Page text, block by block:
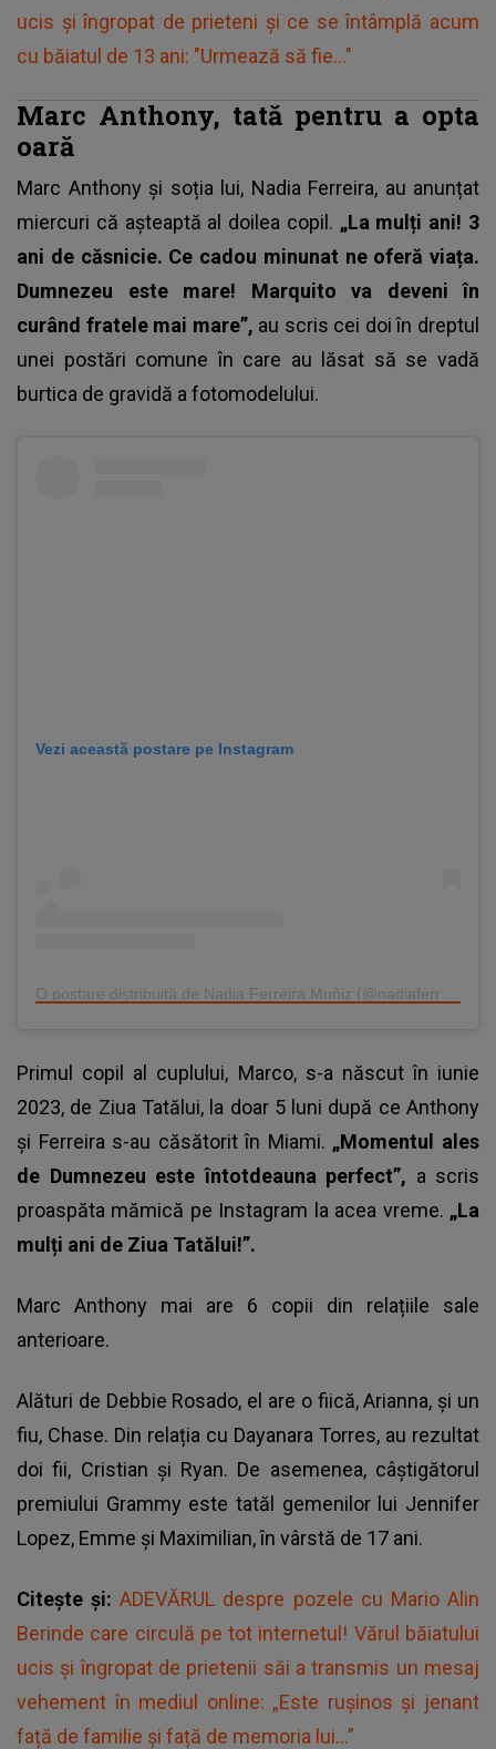
ucis și îngropat de prieteni și ce se întâmplă acum
cu băiatul de 13 ani: "Urmează să fie..."
Marc Anthony, tată pentru a opta
oară
Marc Anthony și soția lui, Nadia Ferreira, au anunțat
miercuri că așteaptă al doilea copil. „La mulți ani! 3
ani de căsnicie. Ce cadou minunat ne oferă viața.
Dumnezeu este mare! Marquito va deveni în
curând fratele mai mare”, au scris cei doi în dreptul
unei postări comune în care au lăsat să se vadă
burtica de gravidă a fotomodelului.
Vezi această postare pe Instagram
Primul copil al cuplului, Marco, s-a născut în iunie
2023, de Ziua Tatălui, la doar 5 luni după ce Anthony
și Ferreira s-au căsătorit în Miami. „Momentul ales
de Dumnezeu este întotdeauna perfect”, a scris
proaspăta mămică pe Instagram la acea vreme. „La
mulți ani de Ziua Tatălui!”.
Marc Anthony mai are 6 copii din relațiile sale
anterioare.
Alături de Debbie Rosado, el are o fiică, Arianna, și un
fiu, Chase. Din relația cu Dayanara Torres, au rezultat
doi fii, Cristian și Ryan. De asemenea, câștigătorul
premiului Grammy este tatăl gemenilor lui Jennifer
Lopez, Emme și Maximilian, în vârstă de 17 ani.
Citește și:ADEVĂRUL despre pozele cu Mario Alin
Berinde care circulă pe tot internetul! Vărul băiatului
ucis și îngropat de prietenii săi a transmis un mesaj
vehement în mediul online: „Este rușinos și jenant
față de familie și față de memoria lui...”